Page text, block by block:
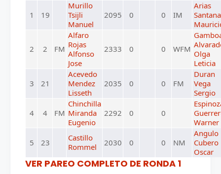
1 19
Murillo
Tsijli
Manuel
2095 0 0 IM
Arias
Santana
2 2 FM
Alfaro
Rojas
Alfonso
Jose
2333 0 0 WFM Olga
Leticia
3 21
Acevedo
Mendez
Lisseth
2035 0 0 FM
Duran
Vega
Sergio
4 4 FM
Chinchilla
Miranda
Eugenio
2292 0 0
Warner
5 23
Castillo
Rommel
2030 0 0 NM
Angulo
Cubero
Oscar
VER PAREO COMPLETO DE RONDA 1